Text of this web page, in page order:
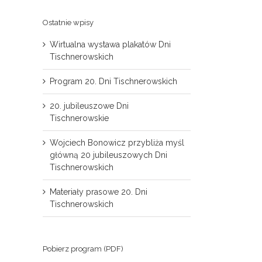
Ostatnie wpisy
Wirtualna wystawa plakatów Dni
Tischnerowskich
Program 20. Dni Tischnerowskich
20. jubileuszowe Dni
Tischnerowskie
Wojciech Bonowicz przybliża myśl
główną 20 jubileuszowych Dni
Tischnerowskich
Materiały prasowe 20. Dni
Tischnerowskich
Pobierz program (PDF)